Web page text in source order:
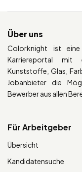
Über uns
Colorknight ist
Karriereportal mit
Kunststoffe, Glas,
Jobanbieter die
Bewerber aus allen
Für Arbeitgeber
Übersicht
Kandidatensuche